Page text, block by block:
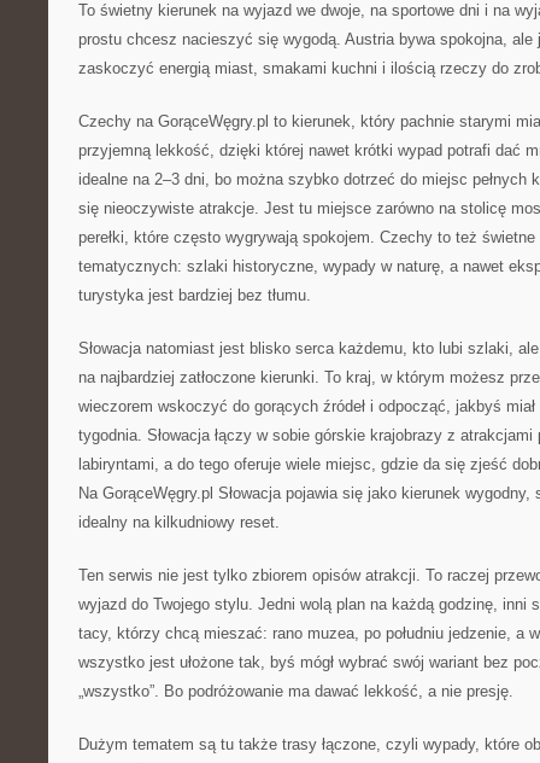
To świetny kierunek na wyjazd we dwoje, na sportowe dni i na
prostu chcesz nacieszyć się wygodą. Austria bywa spokojna, ale
zaskoczyć energią miast, smakami kuchni i ilością rzeczy do
Czechy na GorąceWęgry.pl to kierunek, który pachnie starymi
przyjemną lekkość, dzięki której nawet krótki wypad potrafi dać
idealne na 2–3 dni, bo można szybko dotrzeć do miejsc pełnych
się nieoczywiste atrakcje. Jest tu miejsce zarówno na stolicę
perełki, które często wygrywają spokojem. Czechy to też świetne
tematycznych: szlaki historyczne, wypady w naturę, a nawet
turystyka jest bardziej bez tłumu.
Słowacja natomiast jest blisko serca każdemu, kto lubi szlaki,
na najbardziej zatłoczone kierunki. To kraj, w którym możesz
wieczorem wskoczyć do gorących źródeł i odpocząć, jakbyś miał
tygodnia. Słowacja łączy w sobie górskie krajobrazy z
labiryntami, a do tego oferuje wiele miejsc, gdzie da się zjeść
Na GorąceWęgry.pl Słowacja pojawia się jako kierunek
idealny na kilkudniowy reset.
Ten serwis nie jest tylko zbiorem opisów atrakcji. To raczej
wyjazd do Twojego stylu. Jedni wolą plan na każdą godzinę, inni
tacy, którzy chcą mieszać: rano muzea, po południu jedzenie, a
wszystko jest ułożone tak, byś mógł wybrać swój wariant bez
„wszystko”. Bo podróżowanie ma dawać lekkość, a nie presję.
Dużym tematem są tu także trasy łączone, czyli wypady, które